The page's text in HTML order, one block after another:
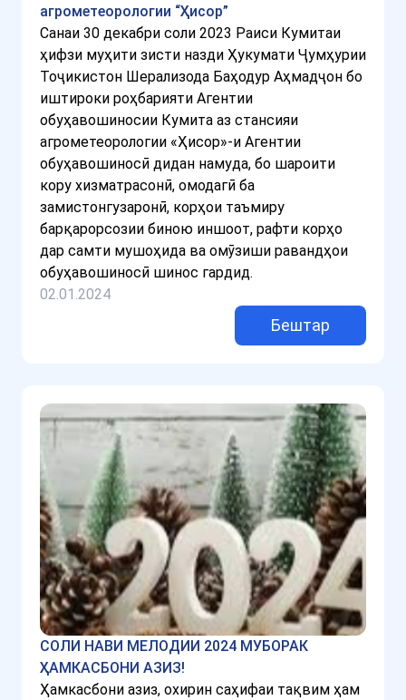
агрометеорологии “Ҳисор”
Санаи 30 декабри соли 2023 Раиси Кумитаи
ҳифзи муҳити зисти назди Ҳукумати Ҷумҳурии
Тоҷикистон Шерализода Баҳодур Аҳмадҷон бо
иштироки роҳбарияти Агентии
обуҳавошиносии Кумита аз стансияи
агрометеорологии «Ҳисор»-и Агентии
обуҳавошиносӣ дидан намуда, бо шароити
кору хизматрасонӣ, омодагӣ ба
замистонгузаронӣ, корҳои таъмиру
барқарорсозии биною иншоот, рафти корҳо
дар самти мушоҳида ва омӯзиши равандҳои
обуҳавошиносӣ шинос гардид.
02.01.2024
Бештар
СОЛИ НАВИ МЕЛОДИИ 2024 МУБОРАК
ҲАМКАСБОНИ АЗИЗ!
Ҳамкасбони азиз, охирин саҳифаи тақвим ҳам